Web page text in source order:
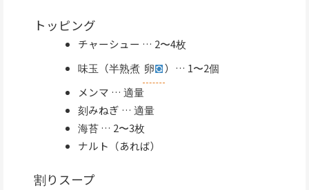
トッピング
チャーシュー … 2〜4枚
味玉（半熟煮 卵
）… 1〜2個
メンマ … 適量
刻みねぎ … 適量
海苔 … 2〜3枚
ナルト（あれば）
割りスープ